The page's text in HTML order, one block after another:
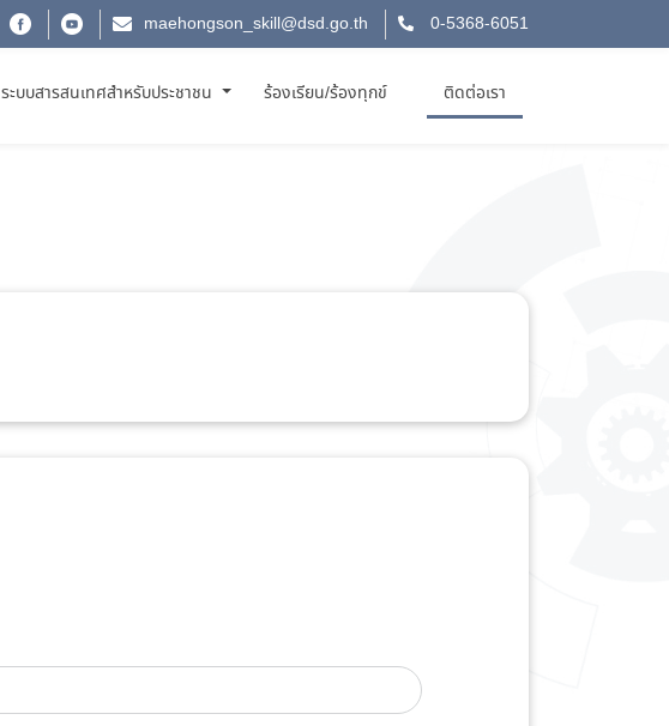
maehongson_skill@dsd.go.th 0-5368-6051
ระบบสารสนเทศสำหรับประชาชน ร้องเรียน/ร้องทุกข์ ติดต่อเรา